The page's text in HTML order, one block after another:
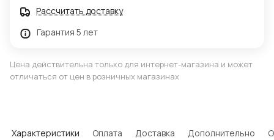
Рассчитать доставку
Гарантия 5 лет
Цена действительна только для интернет-магазина и может
отличаться от цен в розничных магазинах
Характеристики Оплата Доставка Дополнительно